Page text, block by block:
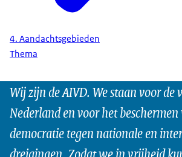
4. Aandachtsgebieden
Thema
Wij zijn de AIVD. We staan voor de
Nederland en voor het
democratie tegen nationale en